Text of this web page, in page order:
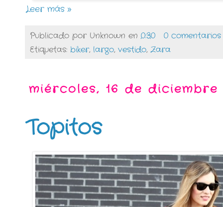
Leer más »
Publicado por Unknown en 0:30
0 comentarios
Etiquetas: biker, largo, vestido, Zara
miércoles, 16 de diciembre
Topitos